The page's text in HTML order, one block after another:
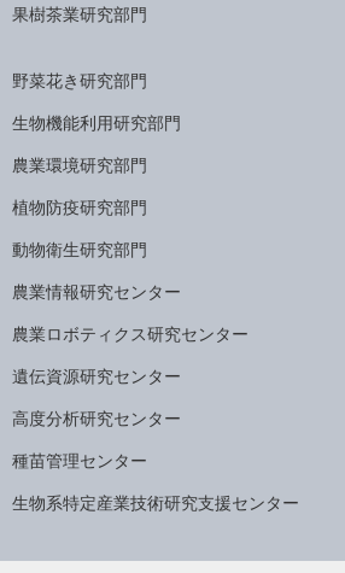
果樹茶業研究部門
野菜花き研究部門
生物機能利用研究部門
農業環境研究部門
植物防疫研究部門
動物衛生研究部門
農業情報研究センター
農業ロボティクス研究センター
遺伝資源研究センター
高度分析研究センター
種苗管理センター
生物系特定産業技術研究支援センター